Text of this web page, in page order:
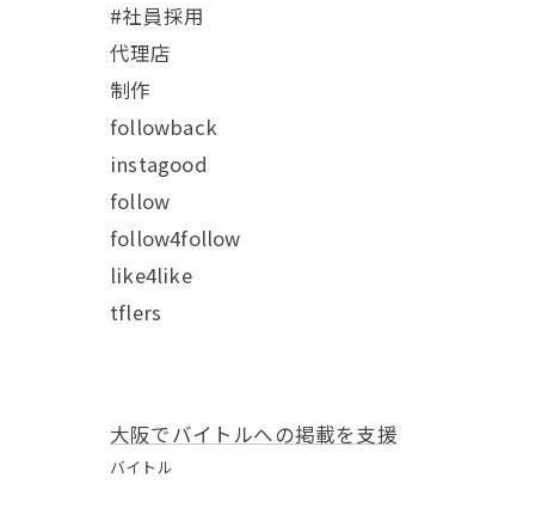
#社員採用
代理店
制作
followback
instagood
follow
follow4follow
like4like
tflers
大阪でバイトルへの掲載を支援
バイトル